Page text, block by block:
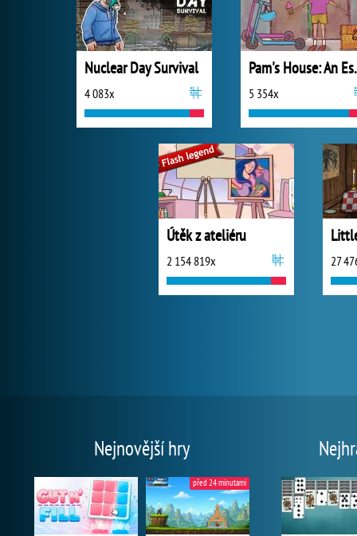
Nuclear Day Survival
4 083x
Pam's
5 354x
Útěk z ateliéru
2 154 819x 27
Nejnovější hry
před 24 minutami